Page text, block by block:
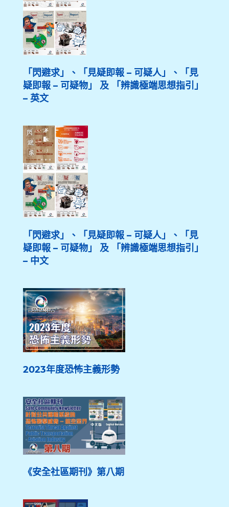
「閃避求」、「見疑即報 – 可疑人」、「見
疑即報 – 可疑物」 及 「辨識極端思想指引」
– 英文
「閃避求」、「見疑即報 – 可疑人」、「見
疑即報 – 可疑物」 及 「辨識極端思想指引」
– 中文
2023年度恐怖主義形勢
《安全社區期刊》第八期